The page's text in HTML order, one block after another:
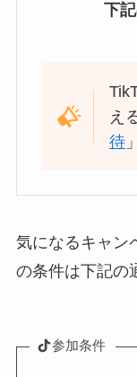
下
え
待
気になるキャン
の条件は下記の
参加条件